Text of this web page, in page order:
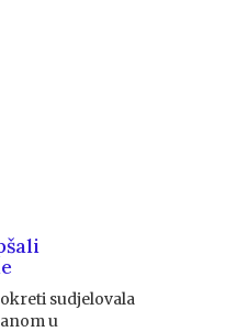
sudjelovala
u